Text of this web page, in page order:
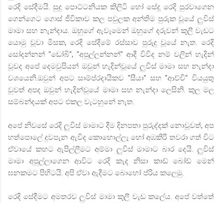
රෙදි සේදීමයි සුදු පොට්ටනියක කිලිටි හෝ සේදූ රෙදි පුරවාගෙන
ගෙන්ගෙට ගොස් ජීවිකාව කල පවුලක අන්තිම පුරුක වූයේ ලුවිස්
මාමා සහ නැන්දාය ඔහුගේ ඇවෑමෙන් ඔහුගේ දරුවන් කුලී වැඩට
යොමු වූවා මිසක,රෙදි සේදීමේ රස්සාව පුරුදු වූයේ නැත .රෙදි
සෝදන්නන් "ඩෝබි", "අපුල්ලන්නන්" ආදී විවිද නම් වලින් හැදින්
වූවද අපේ දෙමවුපියන් ඔවුන් හැදින්වූයේ ලුවිස් මාමා සහ නැන්දා
වශයෙනිඔවුන් අපට සාම්ප්රදායිකව "සීයා" සහ "ආච්චි"වියයුතු
වුවත් අපද ඔවුන් හැදින්වූයේ මාමා සහ නැන්දා ලෙසිනි. කුල මල
සම්බන්දයක් අපට එකල වැටහුනේ නැත
අපේ නිවසේ රෙදි ලුවිස් මාමාට දීම දිනපතා පුරුද්දක් නොවූවත්, අප
හත්පොලේ දුවපැන ඇවිද කොහොල්ලෑ හෝ අඹකිරි තවරා ගත් විට
ඒවායේ කහට ඇපිල්ලීමට අම්මා ලුවිස් මාමාට බාර දෙයි
ලුවිස්
මාමා
අපුල්ලාගෙන ආවිට රෙදි කැද නිසා කාඩ් බෝඩ්
මෙන්
ඝනකමට පිහිටයි අපි ඒවා ඇදීමට බොහෝ ප්රිය කලෙමු
රෙදි සේදීමට අමතරව ලුවිස් මාමා කුලී වැඩ කලේය අපේ වත්තේ